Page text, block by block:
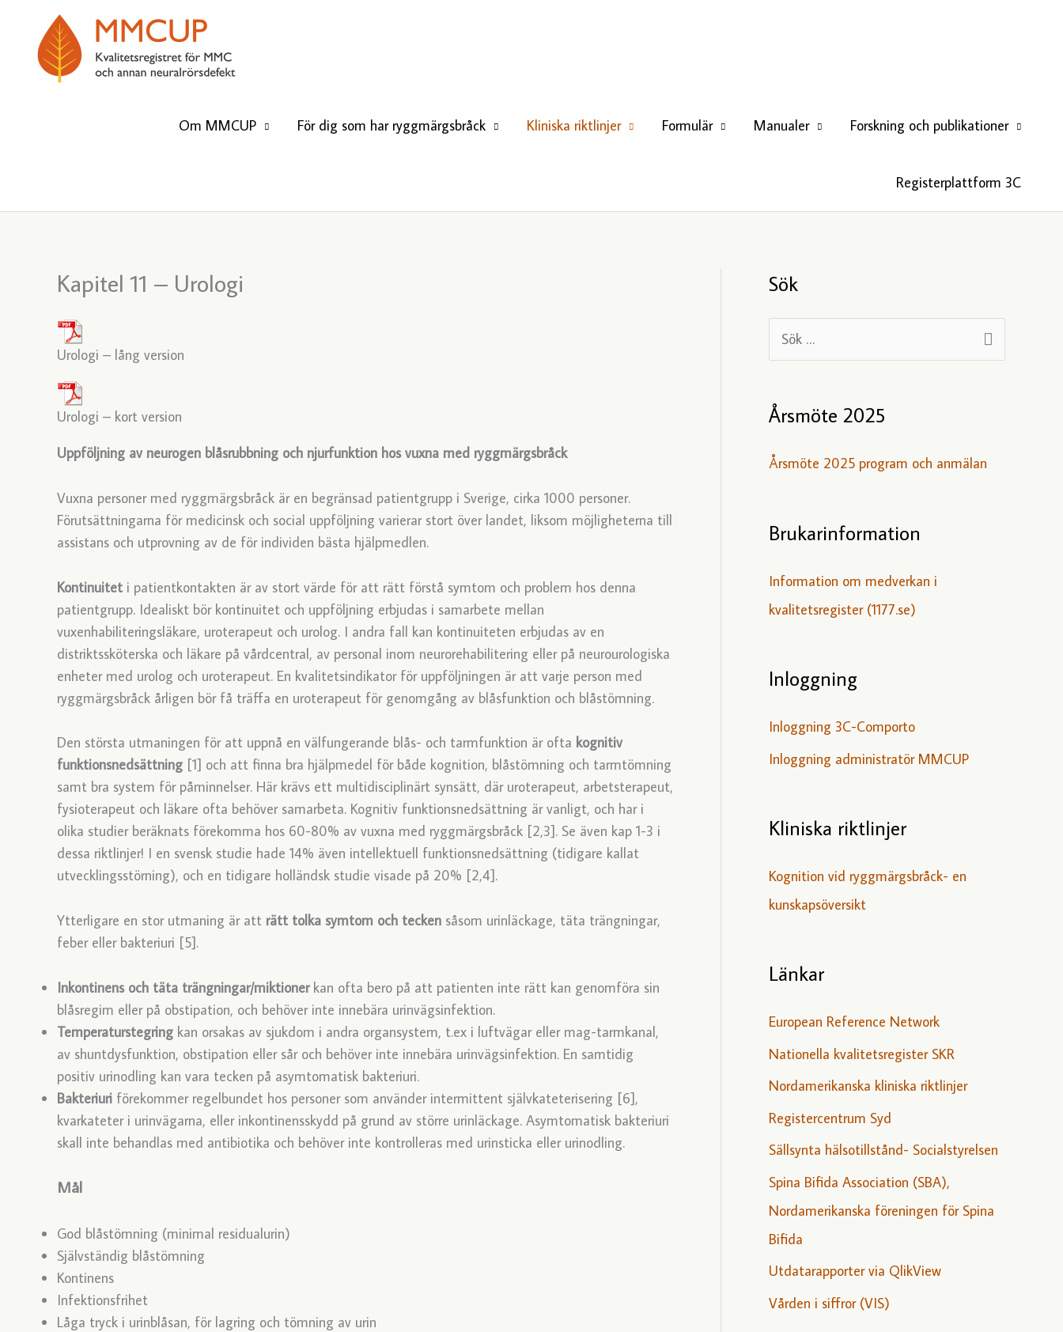
innehåll
Om MMCUP För dig som har ryggmärgsbråck Kliniska riktlinjer Formulär Manualer Forskning och publikationer
Registerplattform 3C
Kapitel 11 – Urologi
Urologi – lång version
Urologi – kort version
Uppföljning av neurogen blåsrubbning och njurfunktion hos vuxna med ryggmärgsbråck
Vuxna personer med ryggmärgsbråck är en begränsad patientgrupp i Sverige, cirka 1000 personer.
Förutsättningarna för medicinsk och social uppföljning varierar stort över landet, liksom möjligheterna till
assistans och utprovning av de för individen bästa hjälpmedlen.
Kontinuitet i patientkontakten är av stort värde för att rätt förstå symtom och problem hos denna
patientgrupp. Idealiskt bör kontinuitet och uppföljning erbjudas i samarbete mellan
vuxenhabiliteringsläkare, uroterapeut och urolog. I andra fall kan kontinuiteten erbjudas av en
distriktssköterska och läkare på vårdcentral, av personal inom neurorehabilitering eller på neurourologiska
enheter med urolog och uroterapeut. En kvalitetsindikator för uppföljningen är att varje person med
ryggmärgsbråck årligen bör få träffa en uroterapeut för genomgång av blåsfunktion och blåstömning.
Den största utmaningen för att uppnå en välfungerande blås- och tarmfunktion är ofta kognitiv
funktionsnedsättning [1] och att finna bra hjälpmedel för både kognition, blåstömning och tarmtömning
samt bra system för påminnelser. Här krävs ett multidisciplinärt synsätt, där uroterapeut, arbetsterapeut,
fysioterapeut och läkare ofta behöver samarbeta. Kognitiv funktionsnedsättning är vanligt, och har i
olika studier beräknats förekomma hos 60-80% av vuxna med ryggmärgsbråck [2,3]. Se även kap 1-3 i
dessa riktlinjer! I en svensk studie hade 14% även intellektuell funktionsnedsättning (tidigare kallat
utvecklingsstörning), och en tidigare holländsk studie visade på 20% [2,4].
Ytterligare en stor utmaning är att rätt tolka symtom och tecken såsom urinläckage, täta trängningar,
feber eller bakteriuri [5].
Inkontinens och täta trängningar/miktionerkan ofta bero på att patienten inte rätt kan genomföra sin
blåsregim eller på obstipation, och behöver inte innebära urinvägsinfektion.
Temperaturstegring kan orsakas av sjukdom i andra organsystem, t.ex i luftvägar eller mag-tarmkanal,
av shuntdysfunktion, obstipation eller sår och behöver inte innebära urinvägsinfektion. En samtidig
positiv urinodling kan vara tecken på asymtomatisk bakteriuri.
Bakteriuri förekommer regelbundet hos personer som använder intermittent självkateterisering [6],
kvarkateter i urinvägarna, eller inkontinensskydd på grund av större urinläckage. Asymtomatisk bakteriuri
skall inte behandlas med antibiotika och behöver inte kontrolleras med urinsticka eller urinodling.
Mål
God blåstömning (minimal residualurin)
Självständig blåstömning
Kontinens
Infektionsfrihet
Låga tryck i urinblåsan, för lagring och tömning av urin
Sök
ö
e
t
r
Årsmöte 2025
Årsmöte 2025 program och anmälan
Brukarinformation
Information om medverkan i
kvalitetsregister (1177.se)
Inloggning
Inloggning 3C-Comporto
Inloggning administratör MMCUP
Kliniska riktlinjer
Kognition vid ryggmärgsbråck- en
kunskapsöversikt
Länkar
European Reference Network
Nationella kvalitetsregister SKR
Nordamerikanska kliniska riktlinjer
Registercentrum Syd
Sällsynta hälsotillstånd- Socialstyrelsen
Spina Bifida Association (SBA),
Nordamerikanska föreningen för Spina
Bifida
Utdatarapporter via QlikView
Vården i siffror (VIS)